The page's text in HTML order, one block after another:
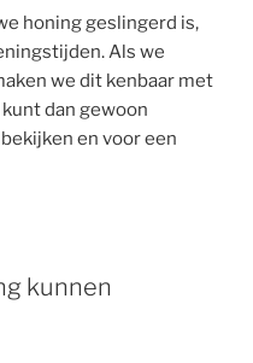
honing geslingerd is,
Als we
we dit kenbaar met
dan gewoon
en voor een
kunnen